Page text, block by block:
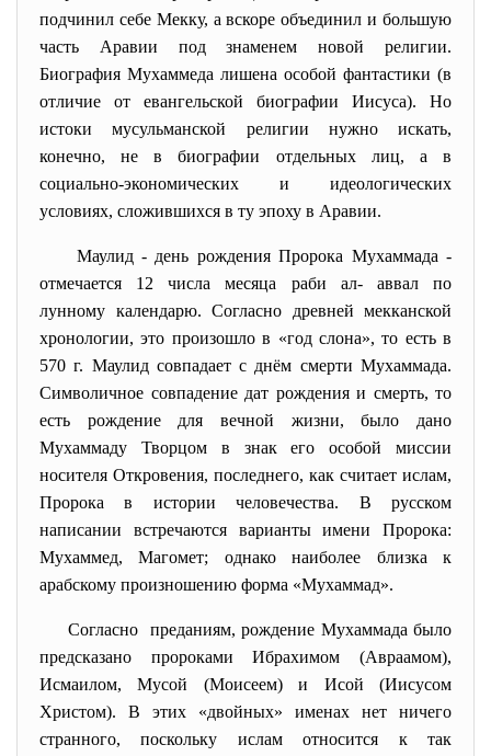
подчинил себе Мекку, а вскоре объединил и большую
часть Аравии под знаменем новой религии.
Биография Мухаммеда лишена особой фантастики (в
отличие от евангельской биографии Иисуса). Но
истоки мусульманской религии нужно искать,
конечно, не в биографии отдельных лиц, а в
социально-экономических и идеологических
условиях, сложившихся в ту эпоху в Аравии.
Маулид - день рождения Пророка Мухаммада -
отмечается 12 числа месяца раби ал- аввал по
лунному календарю. Согласно древней мекканской
хронологии, это произошло в «год слона», то есть в
570 г. Маулид совпадает с днём смерти Мухаммада.
Символичное совпадение дат рождения и смерть, то
есть рождение для вечной жизни, было дано
Мухаммаду Творцом в знак его особой миссии
носителя Откровения, последнего, как считает ислам,
Пророка в истории человечества. В русском
написании встречаются варианты имени Пророка:
Мухаммед, Магомет; однако наиболее близка к
арабскому произношению форма «Мухаммад».
Согласно преданиям, рождение Мухаммада было
предсказано пророками Ибрахимом (Авраамом),
Исмаилом, Мусой (Моисеем) и Исой (Иисусом
Христом). В этих «двойных» именах нет ничего
странного, поскольку ислам относится к так